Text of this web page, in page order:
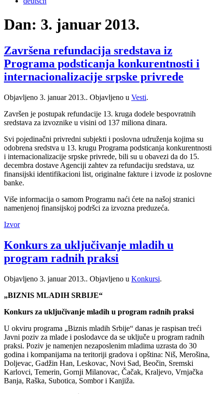
Dan: 3. januar 2013.
Završena refundacija sredstava iz
Programa podsticanja konkurentnosti i
internacionalizacije srpske privrede
Objavljeno 3. januar 2013.. Objavljeno u Vesti.
Završen je postupak refundacije 13. kruga dodele bespovratnih
sredstava za izvoznike u visini od 137 miliona dinara.
Svi pojedinačni privredni subjekti i poslovna udruženja kojima su
odobrena sredstva u 13. krugu Programa podsticanja konkurentnosti
i internacionalizacije srpske privrede, bili su u obavezi da do 15.
decembra dostave Agenciji zahtev za refundaciju sredstava, uz
finansijski identifikacioni list, originalne fakture i izvode iz poslovne
banke.
Više informacija o samom Programu naći ćete na našoj stranici
namenjenoj finansijskoj podršci za izvozna preduzeća.
Izvor
Konkurs za uključivanje mladih u
program radnih praksi
Objavljeno 3. januar 2013.. Objavljeno u Konkursi.
„BIZNIS MLADIH SRBIJE“
Konkurs za uključivanje mladih u program radnih praksi
U okviru programa „Biznis mladih Srbije“ danas je raspisan treći
Javni poziv za mlade i poslodavce da se uključe u program radnih
praksi. Poziv je namenjen nezaposlenim mladima uzrasta do 30
godina i kompanijama na teritoriji gradova i opština: Niš, Merošina,
Doljevac, Gadžin Han, Leskovac, Novi Sad, Beočin, Sremski
Karlovci, Temerin, Gornji Milanovac, Čačak, Kraljevo, Vrnjačka
Banja, Raška, Subotica, Sombor i Kanjiža.